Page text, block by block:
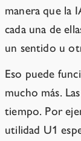
manera que la
cada una de
un sentido u
Eso puede
mucho más.
tiempo. Por
utilidad U1